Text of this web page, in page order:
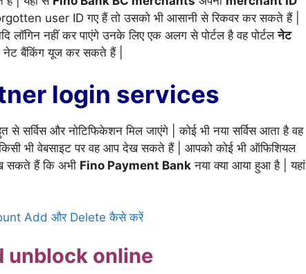
user ID गए हैं तो उसको भी आसानी से रिकवर कर सकते हैं |
लॉगिन नहीं कर पाएंगे उनके लिए एक अलग से पोर्टल है वह पोर्टलनेट
नेट बैंकिंग यूज कर सकते हैं |
login services
से सर्विस और नोटिफिकेशन मिल जाएंगे | कोई भी नया सर्विस आता है वह
भी वेबसाइट पर वह आप देख सकते हैं | आपको कोई भी ऑफिशियल
सकते हैं कि अभी Fino Payment Bank नया क्या आया हुआ है | यहां
Add और Delete कैसे करें
unblock online